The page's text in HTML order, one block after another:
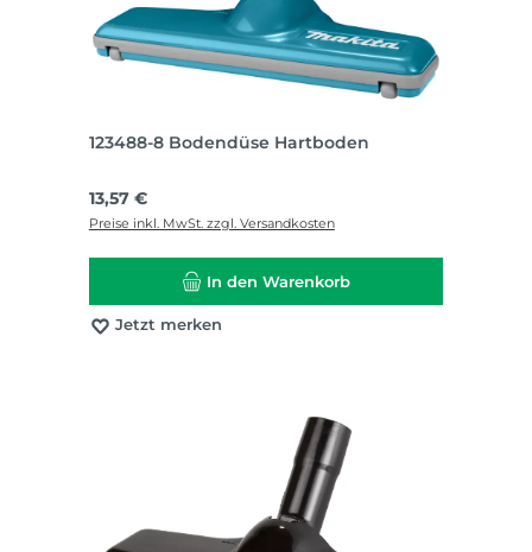
123488-8 Bodendüse Hartboden
Regulärer Preis:
13,57 €
Preise inkl. MwSt. zzgl. Versandkosten
In den Warenkorb
Jetzt merken